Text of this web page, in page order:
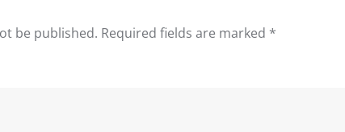
be published. Required fields are marked *